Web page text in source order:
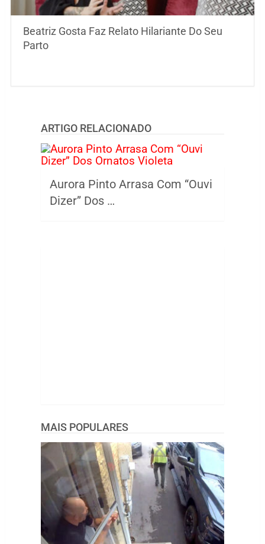
Beatriz Gosta Faz Relato Hilariante Do Seu
Parto
ARTIGO RELACIONADO
Aurora Pinto Arrasa Com “Ouvi
Dizer” Dos …
MAIS POPULARES